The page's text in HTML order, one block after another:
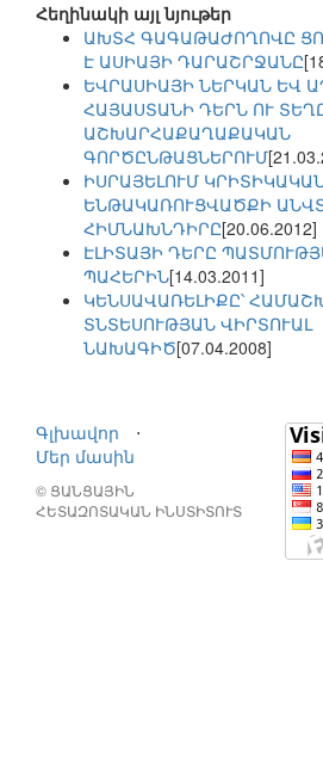
Հեղինակի այլ նյութեր
ԱԽՏՀ ԳԱԳԱԹԱԺՈՂՈՎԸ
Է ԱՍԻԱՅԻ ԴԱՐԱՇՐՋԱՆԸ
ԵՎՐԱՍԻԱՅԻ ՆԵՐԿԱՆ ԵՎ
ՀԱՅԱՍՏԱՆԻ ԴԵՐՆ ՈՒ
ԱՇԽԱՐՀԱՔԱՂԱՔԱԿԱՆ
ԳՈՐԾԸՆԹԱՑՆԵՐՈՒՄ
ԻՍՐԱՅԵԼՈՒՄ
ԵՆԹԱԿԱՌՈՒՑՎԱԾՔԻ
ՀԻՄՆԱԽՆԴԻՐԸ[20.06.2012]
ԷԼԻՏԱՅԻ ԴԵՐԸ
ՊԱՀԵՐԻՆ[14.03.2011]
ԿԵՆՍԱՎԱՌԵԼԻՔԸ՝
ՏՆՏԵՍՈՒԹՅԱՆ ՎԻՐՏՈՒԱԼ
ՆԱԽԱԳԻԾ[07.04.2008]
Գլխավոր
⋅
Մեր մասին
© ՑԱՆՑԱՅԻՆ
ՀԵՏԱԶՈՏԱԿԱՆ ԻՆՍՏԻՏՈՒՏ